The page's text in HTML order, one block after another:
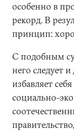
особенно в
рекорд. В
принцип:
С подобным
него следует
избавляет
социально-